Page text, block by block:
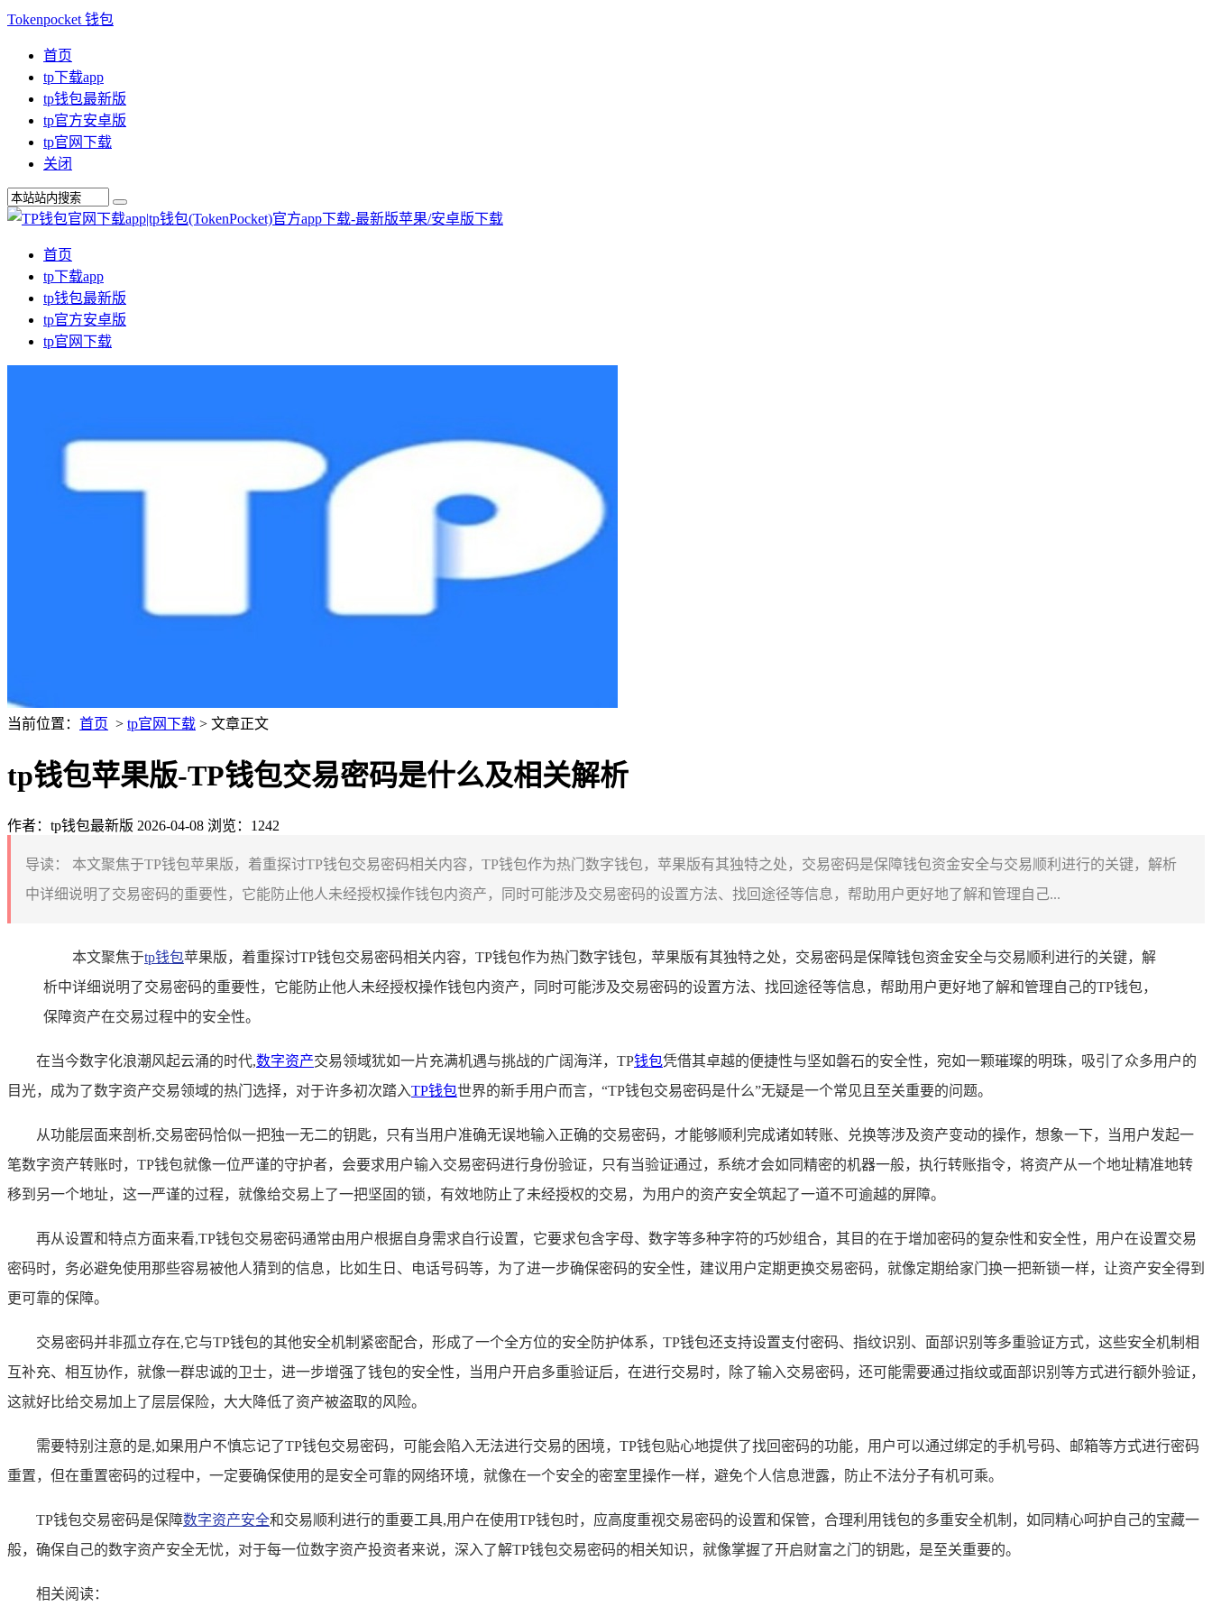
Tokenpocket 钱包
首页
tp下载app
tp钱包最新版
tp官方安卓版
tp官网下载
关闭
首页
tp下载app
tp钱包最新版
tp官方安卓版
tp官网下载
当前位置： 首页 > tp官网下载 > 文章正文
tp钱包苹果版-TP钱包交易密码是什么及相关解析
作者：tp钱包最新版 2026-04-08 浏览：1242
导读：
本文聚焦于TP钱包苹果版，着重探讨TP钱包交易密码相关内容，TP钱包作为热门数字钱包，苹果版有其独特之处，交易密码是保障钱包资金安全与交易顺利进行的关键，解析
中详细说明了交易密码的重要性，它能防止他人未经授权操作钱包内资产，同时可能涉及交易密码的设置方法、找回途径等信息，帮助用户更好地了解和管理自己...
本文聚焦于tp钱包苹果版，着重探讨TP钱包交易密码相关内容，TP钱包作为热门数字钱包，苹果版有其独特之处，交易密码是保障钱包资金安全与交易顺利进行的关键，解
析中详细说明了交易密码的重要性，它能防止他人未经授权操作钱包内资产，同时可能涉及交易密码的设置方法、找回途径等信息，帮助用户更好地了解和管理自己的TP钱包，
保障资产在交易过程中的安全性。
在当今数字化浪潮风起云涌的时代,数字资产交易领域犹如一片充满机遇与挑战的广阔海洋，TP钱包凭借其卓越的便捷性与坚如磐石的安全性，宛如一颗璀璨的明珠，吸引了众多用户的
目光，成为了数字资产交易领域的热门选择，对于许多初次踏入TP钱包世界的新手用户而言，“TP钱包交易密码是什么”无疑是一个常见且至关重要的问题。
从功能层面来剖析,交易密码恰似一把独一无二的钥匙，只有当用户准确无误地输入正确的交易密码，才能够顺利完成诸如转账、兑换等涉及资产变动的操作，想象一下，当用户发起一
笔数字资产转账时，TP钱包就像一位严谨的守护者，会要求用户输入交易密码进行身份验证，只有当验证通过，系统才会如同精密的机器一般，执行转账指令，将资产从一个地址精准地转
移到另一个地址，这一严谨的过程，就像给交易上了一把坚固的锁，有效地防止了未经授权的交易，为用户的资产安全筑起了一道不可逾越的屏障。
再从设置和特点方面来看,TP钱包交易密码通常由用户根据自身需求自行设置，它要求包含字母、数字等多种字符的巧妙组合，其目的在于增加密码的复杂性和安全性，用户在设置交易
密码时，务必避免使用那些容易被他人猜到的信息，比如生日、电话号码等，为了进一步确保密码的安全性，建议用户定期更换交易密码，就像定期给家门换一把新锁一样，让资产安全得到
更可靠的保障。
交易密码并非孤立存在,它与TP钱包的其他安全机制紧密配合，形成了一个全方位的安全防护体系，TP钱包还支持设置支付密码、指纹识别、面部识别等多重验证方式，这些安全机制相
互补充、相互协作，就像一群忠诚的卫士，进一步增强了钱包的安全性，当用户开启多重验证后，在进行交易时，除了输入交易密码，还可能需要通过指纹或面部识别等方式进行额外验证，
这就好比给交易加上了层层保险，大大降低了资产被盗取的风险。
需要特别注意的是,如果用户不慎忘记了TP钱包交易密码，可能会陷入无法进行交易的困境，TP钱包贴心地提供了找回密码的功能，用户可以通过绑定的手机号码、邮箱等方式进行密码
重置，但在重置密码的过程中，一定要确保使用的是安全可靠的网络环境，就像在一个安全的密室里操作一样，避免个人信息泄露，防止不法分子有机可乘。
TP钱包交易密码是保障数字资产安全和交易顺利进行的重要工具,用户在使用TP钱包时，应高度重视交易密码的设置和保管，合理利用钱包的多重安全机制，如同精心呵护自己的宝藏一
般，确保自己的数字资产安全无忧，对于每一位数字资产投资者来说，深入了解TP钱包交易密码的相关知识，就像掌握了开启财富之门的钥匙，是至关重要的。
相关阅读：